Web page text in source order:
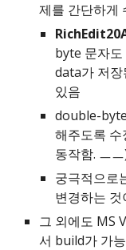
제를 간단하게
byte 문자
data가 저
있음
double-
해주도록
동작함. ㅡ
궁극적으로
변경하는
그 외에도 MS
서 build가 가